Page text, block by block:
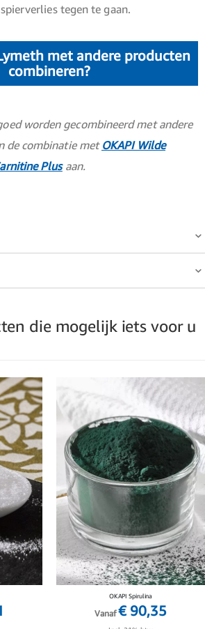
tegen te gaan.
met andere producten
combineren?
worden gecombineerd met andere
de combinatie met OKAPI Wilde
Plusaan.
die mogelijk iets voor u
OKAPI Spirulina
Vanaf € 90,35